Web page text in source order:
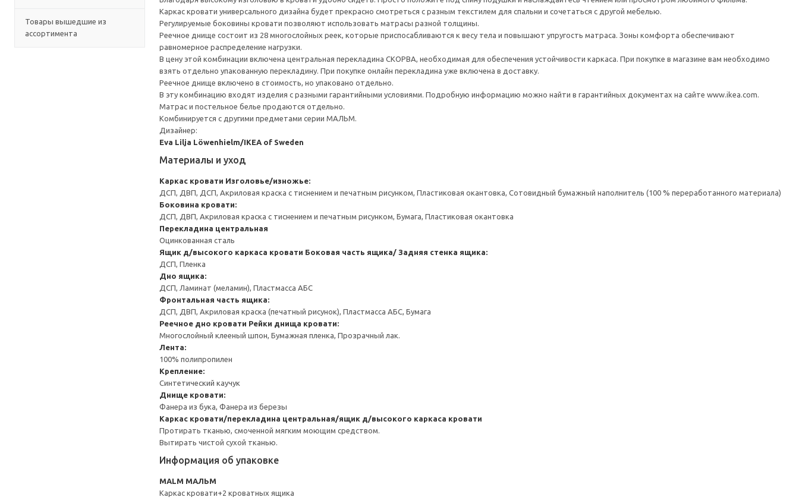
Товары вышедшие из
ассортимента
Каркас кровати универсального дизайна будет прекрасно смотреться с разным текстилем для спальни и сочетаться с другой мебелью.
Регулируемые боковины кровати позволяют использовать матрасы разной толщины.
Реечное днище состоит из 28 многослойных реек, которые приспосабливаются к весу тела и повышают упругость матраса. Зоны комфорта обеспечивают
равномерное распределение нагрузки.
В цену этой комбинации включена центральная перекладина СКОРВА, необходимая для обеспечения устойчивости каркаса. При покупке в магазине вам необходимо
взять отдельно упакованную перекладину. При покупке онлайн перекладина уже включена в доставку.
Реечное днище включено в стоимость, но упаковано отдельно.
В эту комбинацию входят изделия с разными гарантийными условиями. Подробную информацию можно найти в гарантийных документах на сайте www.ikea.com.
Матрас и постельное белье продаются отдельно.
Комбинируется с другими предметами серии МАЛЬМ.
Дизайнер:
Eva Lilja Löwenhielm/IKEA of Sweden
Материалы и уход
Каркас кровати Изголовье/изножье:
ДСП, ДВП, ДСП, Акриловая краска с тиснением и печатным рисунком, Пластиковая окантовка, Сотовидный бумажный наполнитель (100 % переработанного материала)
Боковина кровати:
ДСП, ДВП, Акриловая краска с тиснением и печатным рисунком, Бумага, Пластиковая окантовка
Перекладина центральная
Оцинкованная сталь
Ящик д/высокого каркаса кровати Боковая часть ящика/ Задняя стенка ящика:
ДСП, Пленка
Дно ящика:
ДСП, Ламинат (меламин), Пластмасса АБС
Фронтальная часть ящика:
ДСП, ДВП, Акриловая краска (печатный рисунок), Пластмасса АБС, Бумага
Реечное дно кровати Рейки днища кровати:
Многослойный клееный шпон, Бумажная пленка, Прозрачный лак.
Лента:
100% полипропилен
Крепление:
Синтетический каучук
Днище кровати:
Фанера из бука, Фанера из березы
Каркас кровати/перекладина центральная/ящик д/высокого каркаса кровати
Протирать тканью, смоченной мягким моющим средством.
Вытирать чистой сухой тканью.
Информация об упаковке
MALM МАЛЬМ
Каркас кровати+2 кроватных ящика